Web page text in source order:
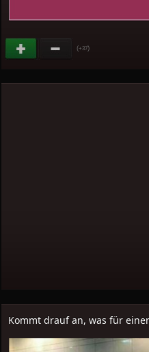
(+37)
Kommt drauf an, was für